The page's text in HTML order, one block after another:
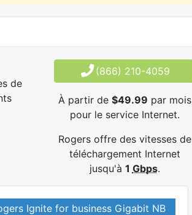
de
(866) 210-4059
À partir de $49.99 par mois
pour le service Internet.
Rogers offre des vitesses de
téléchargement Internet
jusqu'à 1 Gbps.
Ignite for business Gigabit NB